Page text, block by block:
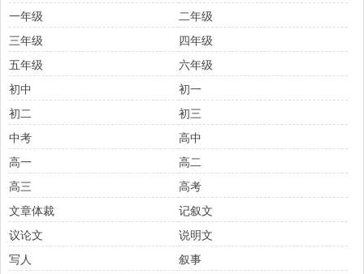
一年级
二年级
三年级
四年级
五年级
六年级
初中
初一
初二
初三
中考
高中
高一
高二
高三
高考
文章体裁
记叙文
议论文
说明文
写人
叙事